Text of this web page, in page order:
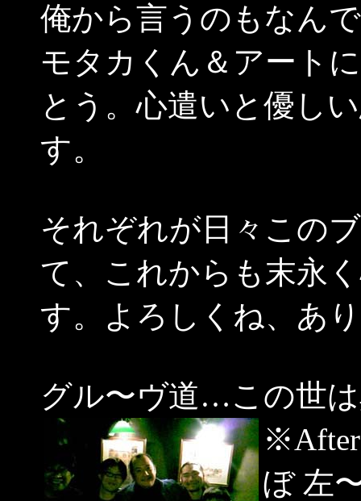
俺から言うのもなん
モタカくん＆アート
とう。心遣いと優し
す。
それぞれが日々この
て、これからも末永
す。よろしくね、あ
グル〜ヴ道…この世
※After
ぼ 左